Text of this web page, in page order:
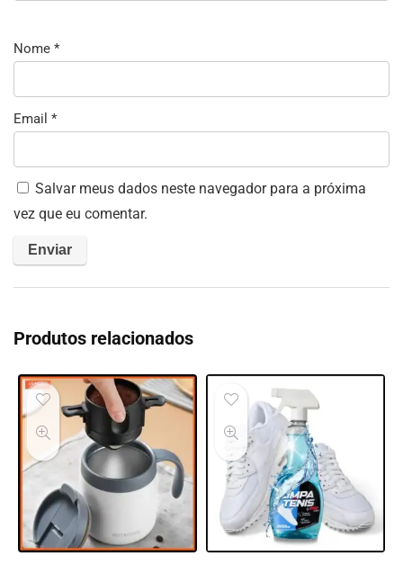
Nome *
Email *
Salvar meus dados neste navegador para a próxima
vez que eu comentar.
Produtos relacionados